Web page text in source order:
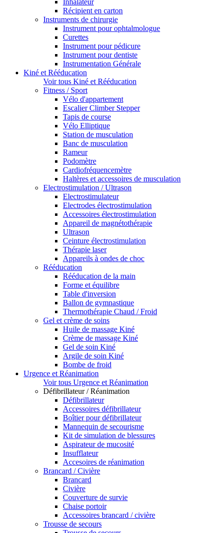
Inhalateur
Récipient en carton
Instruments de chirurgie
Instrument pour ophtalmologue
Curettes
Instrument pour pédicure
Instrument pour dentiste
Instrumentation Générale
Kiné et Rééducation
Voir tous Kiné et Rééducation
Fitness / Sport
Vélo d'appartement
Escalier Climber Stepper
Tapis de course
Vélo Elliptique
Station de musculation
Banc de musculation
Rameur
Podomètre
Cardiofréquencemètre
Haltères et accessoires de musculation
Electrostimulation / Ultrason
Electrostimulateur
Electrodes électrostimulation
Accessoires électrostimulation
Appareil de magnétothérapie
Ultrason
Ceinture électrostimulation
Thérapie laser
Appareils à ondes de choc
Rééducation
Rééducation de la main
Forme et équilibre
Table d'inversion
Ballon de gymnastique
Thermothérapie Chaud / Froid
Gel et crème de soins
Huile de massage Kiné
Crème de massage Kiné
Gel de soin Kiné
Argile de soin Kiné
Bombe de froid
Urgence et Réanimation
Voir tous Urgence et Réanimation
Défibrillateur / Réanimation
Défibrillateur
Accessoires défibrillateur
Boîtier pour défibrillateur
Mannequin de secourisme
Kit de simulation de blessures
Aspirateur de mucosité
Insufflateur
Accesoires de réanimation
Brancard / Civière
Brancard
Civière
Couverture de survie
Chaise portoir
Accessoires brancard / civière
Trousse de secours